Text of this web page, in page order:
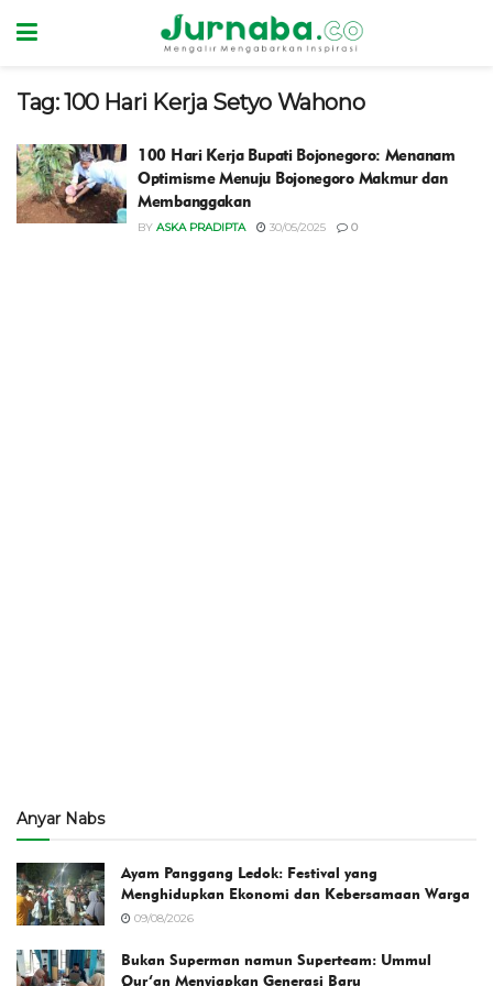
Tag:100 Hari Kerja Setyo Wahono
100 Hari Kerja Bupati Bojonegoro: Menanam
Optimisme Menuju Bojonegoro Makmur dan
Membanggakan
BY ASKA PRADIPTA 30/05/2025 0
Anyar Nabs
Ayam Panggang Ledok: Festival yang
Menghidupkan Ekonomi dan Kebersamaan Warga
09/08/2026
Bukan Superman namun Superteam: Ummul
Qur’an Menyiapkan Generasi Baru